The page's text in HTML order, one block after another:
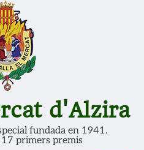
d'Alzira
fundada en 1941.
primers premis